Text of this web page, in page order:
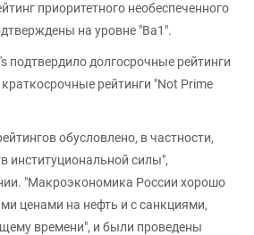
приоритетного необеспеченного
на уровне "Ba1".
подтвердило долгосрочные рейтинги
рейтинги "Not Prime
обусловлено, в частности,
институциональной силы",
"Макроэкономика России хорошо
ценами на нефть и с санкциями,
времени", и были проведены